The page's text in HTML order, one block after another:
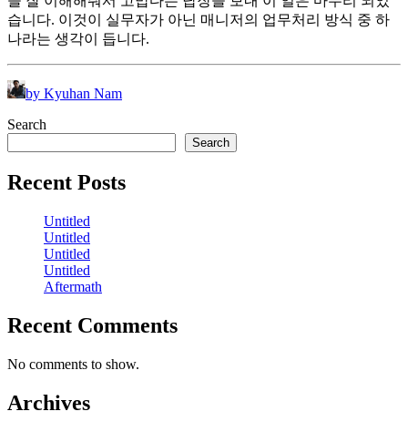
습니다. 이것이 실무자가 아닌 매니저의 업무처리 방식 중 하
나라는 생각이 듭니다.
by Kyuhan Nam
Search
Search
Recent Posts
Untitled
Untitled
Untitled
Untitled
Aftermath
Recent Comments
No comments to show.
Archives